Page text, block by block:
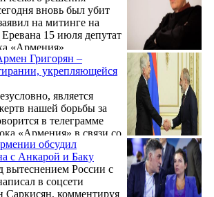
вновь был убит
на митинге на
15 июля депутат
«Армения»,
органа АРФ
Сагателян. «Армен
этой власти, при
их марионеток –
прокурора», – заявил
Григорян –
укрепляющейся
является
нашей борьбы за
в телеграмме
«Армения» в связи со
Армена Григоряна.
обсудил
с Анкарой и Баку
России с
в соцсети
Саркисян, комментируя